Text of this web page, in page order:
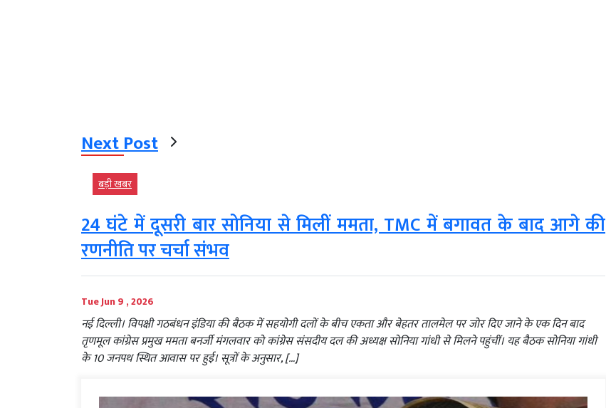
Next Post
बड़ी खबर
24 घंटे में दूसरी बार सोनिया से मिलीं ममता, TMC में बगावत के बाद आगे की
रणनीति पर चर्चा संभव
Tue Jun 9 , 2026
नई दिल्ली। विपक्षी गठबंधन इंडिया की बैठक में सहयोगी दलों के बीच एकता और बेहतर तालमेल पर जोर दिए जाने के एक दिन बाद
तृणमूल कांग्रेस प्रमुख ममता बनर्जी मंगलवार को कांग्रेस संसदीय दल की अध्यक्ष सोनिया गांधी से मिलने पहुंचीं। यह बैठक सोनिया गांधी
के 10 जनपथ स्थित आवास पर हुई। सूत्रों के अनुसार, […]